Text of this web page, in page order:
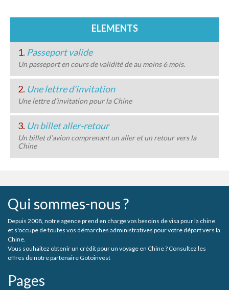
ELEMENTS
1. Passeport valide
Un passeport en cours de validité de au moins 6 mois.
2. Une lettre d'invitation
Une lettre d’invitation pour la Chine
3. Un billet aller-retour
Un billet d’avion comprenant un aller et un retour vers la
Chine
Qui sommes-nous ?
Depuis 2008, notre agence prend en charge vos besoins de visa pour la chine
et s'occupe de toutes vos démarches administratives pour votre départ vers la
Chine.
Vous souhaitez obtenir un crédit pour un voyage en Chine ? Consultez les
offres de notre partenaire Gotoinvest
Pages